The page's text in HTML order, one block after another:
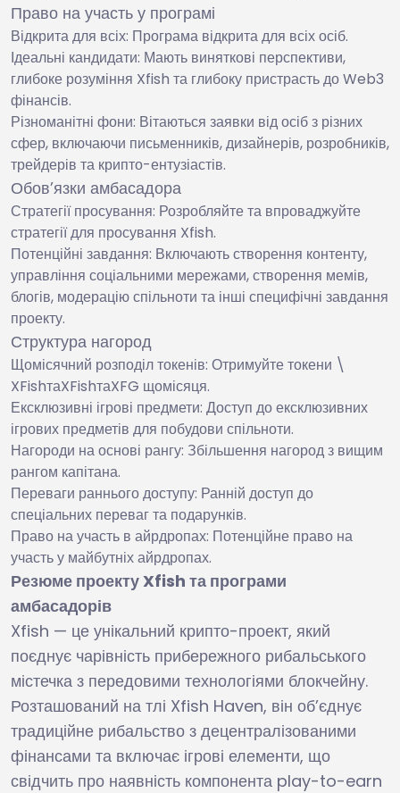
Право на участь у програмі
Відкрита для всіх: Програма відкрита для всіх осіб.
Ідеальні кандидати: Мають виняткові перспективи,
глибоке розуміння Xfish та глибоку пристрасть до Web3
фінансів.
Різноманітні фони: Вітаються заявки від осіб з різних
сфер, включаючи письменників, дизайнерів, розробників,
трейдерів та крипто-ентузіастів.
Обов’язки амбасадора
Стратегії просування: Розробляйте та впроваджуйте
стратегії для просування Xfish.
Потенційні завдання: Включають створення контенту,
управління соціальними мережами, створення мемів,
блогів, модерацію спільноти та інші специфічні завдання
проекту.
Структура нагород
Щомісячний розподіл токенів: Отримуйте токени \
XFishтаXFishтаXFG щомісяця.
Ексклюзивні ігрові предмети: Доступ до ексклюзивних
ігрових предметів для побудови спільноти.
Нагороди на основі рангу: Збільшення нагород з вищим
рангом капітана.
Переваги раннього доступу: Ранній доступ до
спеціальних переваг та подарунків.
Право на участь в айрдропах: Потенційне право на
участь у майбутніх айрдропах.
Резюме проекту Xfish та програми
амбасадорів
Xfish — це унікальний крипто-проект, який
поєднує чарівність прибережного рибальського
містечка з передовими технологіями блокчейну.
Розташований на тлі Xfish Haven, він об’єднує
традиційне рибальство з децентралізованими
фінансами та включає ігрові елементи, що
свідчить про наявність компонента play-to-earn